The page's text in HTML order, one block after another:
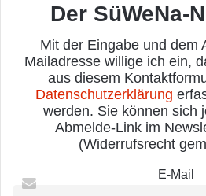
Der SüWeNa-
Mit der Eingabe und dem
Mailadresse willige ich ein,
aus diesem
Datenschutzerklärung
werden. Sie können sich
Abmelde-Link im
(Widerrufsrecht
E-Mail